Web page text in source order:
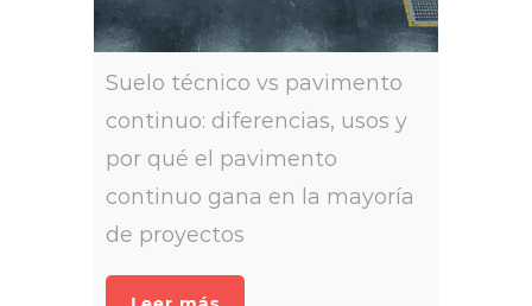
Suelo técnico vs pavimento
continuo: diferencias, usos y
por qué el pavimento
continuo gana en la mayoría
de proyectos